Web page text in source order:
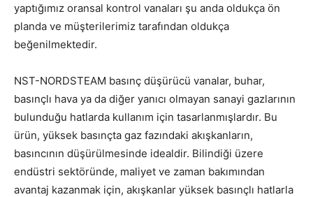
yaptığımız oransal kontrol vanaları şu anda oldukça ön
planda ve müşterilerimiz tarafından oldukça
beğenilmektedir.
NST-NORDSTEAM basınç düşürücü vanalar, buhar,
basınçlı hava ya da diğer yanıcı olmayan sanayi gazlarının
bulunduğu hatlarda kullanım için tasarlanmışlardır. Bu
ürün, yüksek basınçta gaz fazındaki akışkanların,
basıncının düşürülmesinde idealdir. Bilindiği üzere
endüstri sektöründe, maliyet ve zaman bakımından
avantaj kazanmak için, akışkanlar yüksek basınçlı hatlarla